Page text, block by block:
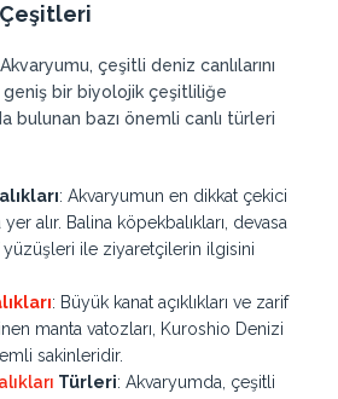
Çeşitleri
çeşitli deniz canlılarını
geniş bir biyolojik çeşitliliğe
bulunan bazı önemli canlı türleri
: Akvaryumun en dikkat çekici
alır. Balina köpekbalıkları, devasa
yüzüşleri ile ziyaretçilerin ilgisini
: Büyük kanat açıklıkları ve zarif
manta vatozları, Kuroshio Denizi
sakinleridir.
Türleri: Akvaryumda, çeşitli